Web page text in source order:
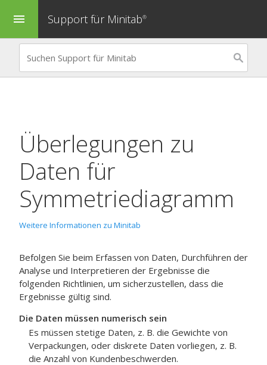
menu Support für Minitab®
Überlegungen zu
Daten für
Symmetriediagramm
Weitere Informationen zu Minitab
Befolgen Sie beim Erfassen von Daten, Durchführen der
Analyse und Interpretieren der Ergebnisse die
folgenden Richtlinien, um sicherzustellen, dass die
Ergebnisse gültig sind.
Die Daten müssen numerisch sein
Es müssen stetige Daten, z. B. die Gewichte von
Verpackungen, oder diskrete Daten vorliegen, z. B.
die Anzahl von Kundenbeschwerden.